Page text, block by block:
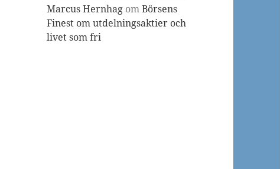
Marcus Hernhag omBörsens
Finest om utdelningsaktier och
livet som fri